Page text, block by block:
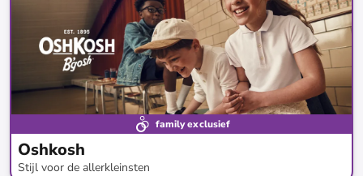
family exclusief
Oshkosh
Stijl voor de allerkleinsten